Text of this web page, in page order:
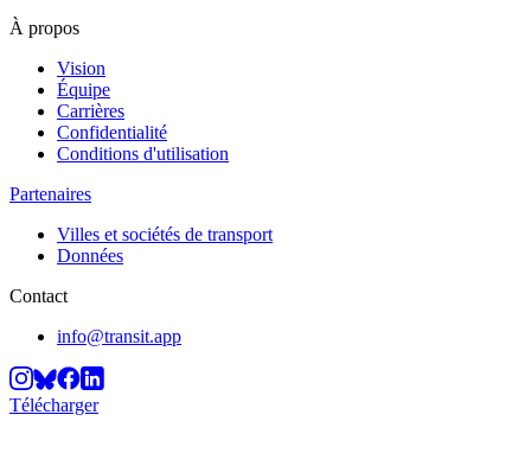
À propos
Vision
Équipe
Carrières
Confidentialité
Conditions d'utilisation
Partenaires
Villes et sociétés de transport
Données
Contact
info@transit.app
Télécharger